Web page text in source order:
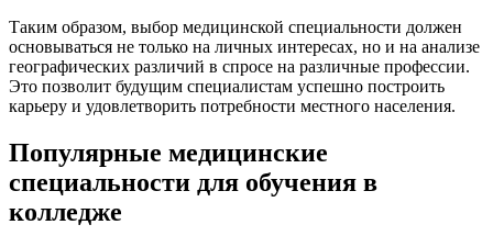
Таким образом, выбор медицинской специальности должен
основываться не только на личных интересах, но и на анализе
географических различий в спросе на различные профессии.
Это позволит будущим специалистам успешно построить
карьеру и удовлетворить потребности местного населения.
Популярные медицинские
специальности для обучения в
колледже